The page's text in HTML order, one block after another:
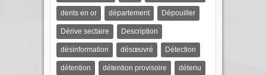
dents en or département Dépouiller
Dérive sectaire Description
désinformation désœuvré Détection
détention détention provisoire détenu